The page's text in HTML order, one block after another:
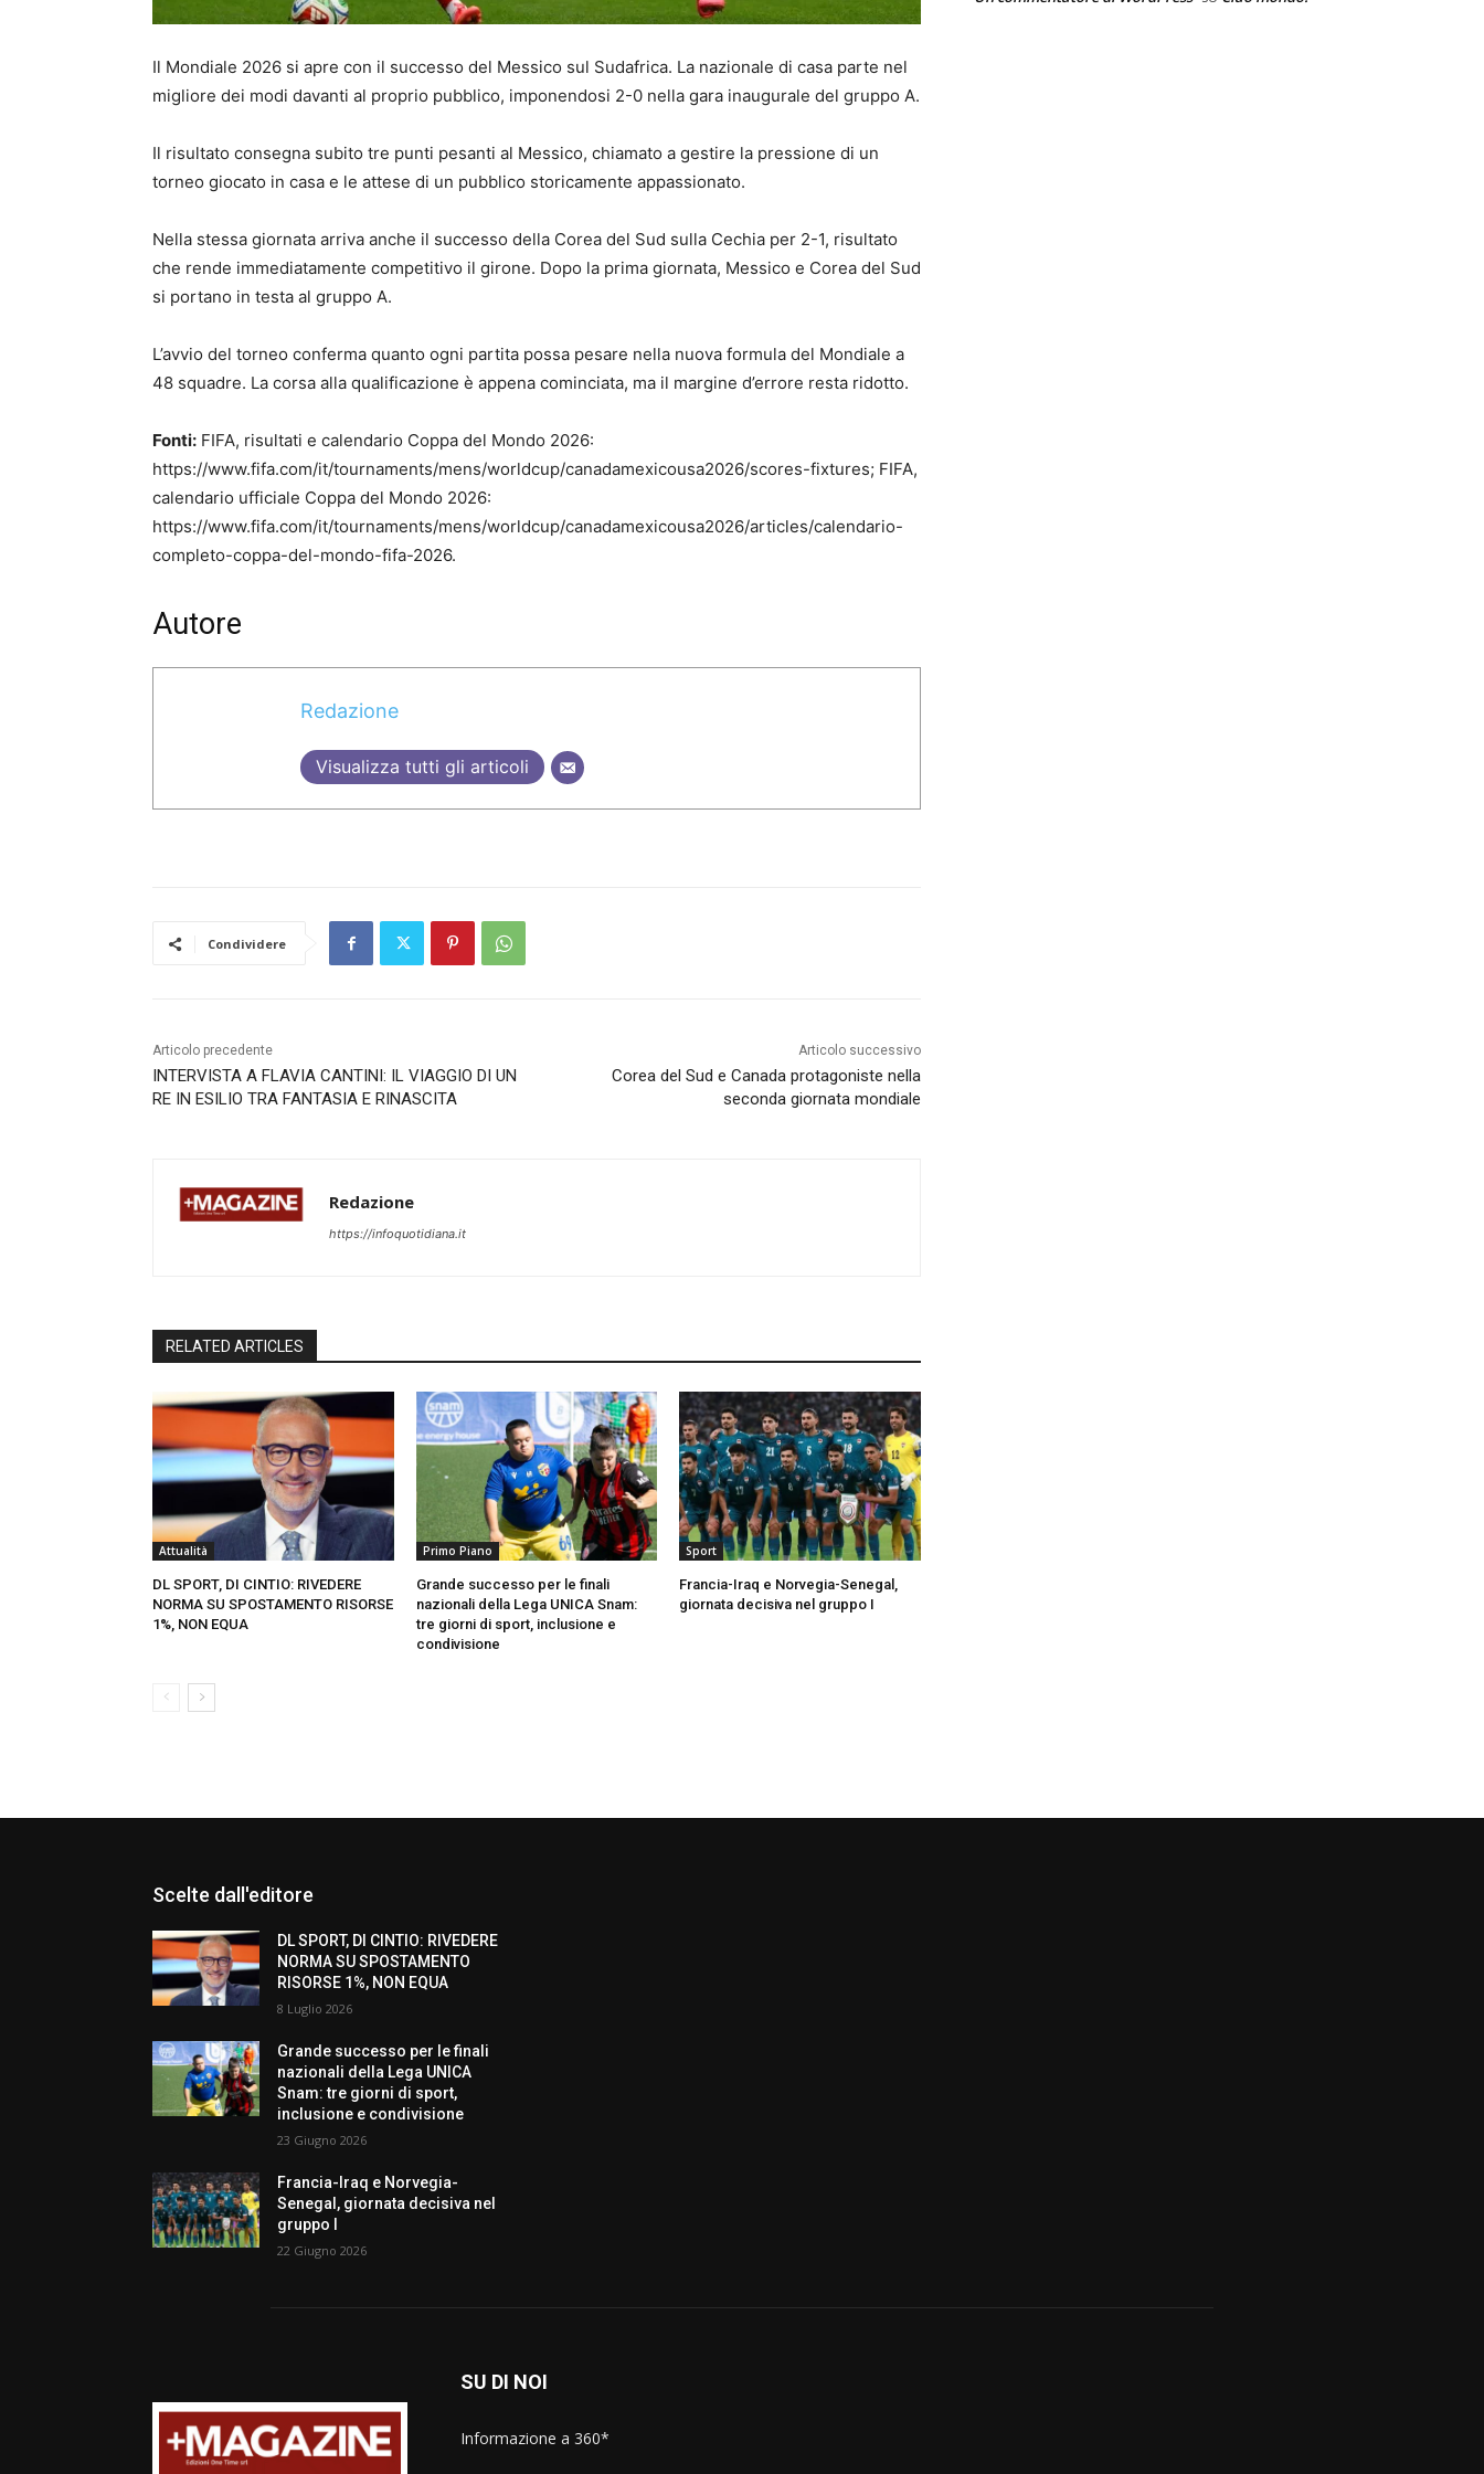
Il Mondiale 2026 si apre con il successo del Messico sul Sudafrica. La nazionale di casa parte nel
migliore dei modi davanti al proprio pubblico, imponendosi 2-0 nella gara inaugurale del gruppo A.
Il risultato consegna subito tre punti pesanti al Messico, chiamato a gestire la pressione di un
torneo giocato in casa e le attese di un pubblico storicamente appassionato.
Nella stessa giornata arriva anche il successo della Corea del Sud sulla Cechia per 2-1, risultato
che rende immediatamente competitivo il girone. Dopo la prima giornata, Messico e Corea del Sud
si portano in testa al gruppo A.
L’avvio del torneo conferma quanto ogni partita possa pesare nella nuova formula del Mondiale a
48 squadre. La corsa alla qualificazione è appena cominciata, ma il margine d’errore resta ridotto.
Fonti: FIFA, risultati e calendario Coppa del Mondo 2026:
https://www.fifa.com/it/tournaments/mens/worldcup/canadamexicousa2026/scores-fixtures; FIFA,
calendario ufficiale Coppa del Mondo 2026:
https://www.fifa.com/it/tournaments/mens/worldcup/canadamexicousa2026/articles/calendario-
completo-coppa-del-mondo-fifa-2026.
Autore
Redazione
Visualizza tutti gli articoli
Condividere
Articolo precedente
INTERVISTA A FLAVIA CANTINI: IL VIAGGIO DI UN
RE IN ESILIO TRA FANTASIA E RINASCITA
Articolo successivo
Corea del Sud e Canada protagoniste nella
seconda giornata mondiale
Redazione
https://infoquotidiana.it
RELATED ARTICLES
Attualità
DL SPORT, DI CINTIO: RIVEDERE
NORMA SU SPOSTAMENTO RISORSE
1%, NON EQUA
Primo Piano
Grande successo per le finali
nazionali della Lega UNICA Snam:
tre giorni di sport, inclusione e
condivisione
Sport
Francia-Iraq e Norvegia-Senegal,
giornata decisiva nel gruppo I
Scelte dall'editore
DL SPORT, DI CINTIO: RIVEDERE
NORMA SU SPOSTAMENTO
RISORSE 1%, NON EQUA
8 Luglio 2026
Grande successo per le finali
nazionali della Lega UNICA
Snam: tre giorni di sport,
inclusione e condivisione
23 Giugno 2026
Francia-Iraq e Norvegia-
Senegal, giornata decisiva nel
gruppo I
22 Giugno 2026
SU DI NOI
Informazione a 360*